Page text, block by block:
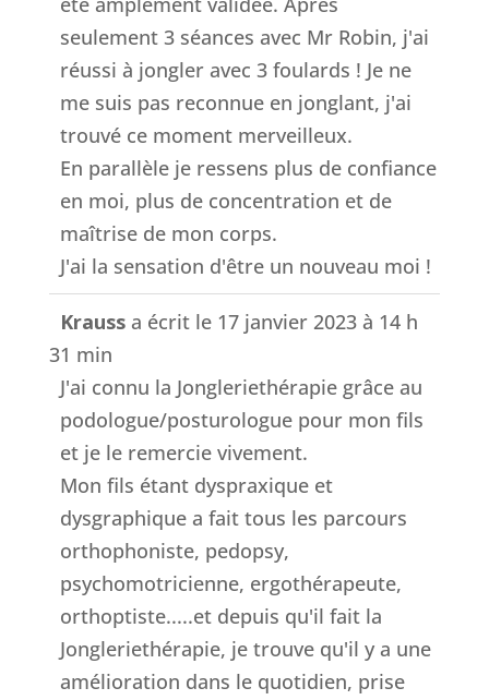
seulement 3 séances avec Mr Robin, j'ai
réussi à jongler avec 3 foulards ! Je ne
me suis pas reconnue en jonglant, j'ai
trouvé ce moment merveilleux.
En parallèle je ressens plus de confiance
en moi, plus de concentration et de
maîtrise de mon corps.
J'ai la sensation d'être un nouveau moi !
Krauss a écrit le17 janvier 2023 à 14 h
31 min
J'ai connu la Jongleriethérapie grâce au
podologue/posturologue pour mon fils
et je le remercie vivement.
Mon fils étant dyspraxique et
dysgraphique a fait tous les parcours
orthophoniste, pedopsy,
psychomotricienne, ergothérapeute,
orthoptiste.....et depuis qu'il fait la
Jongleriethérapie, je trouve qu'il y a une
amélioration dans le quotidien, prise